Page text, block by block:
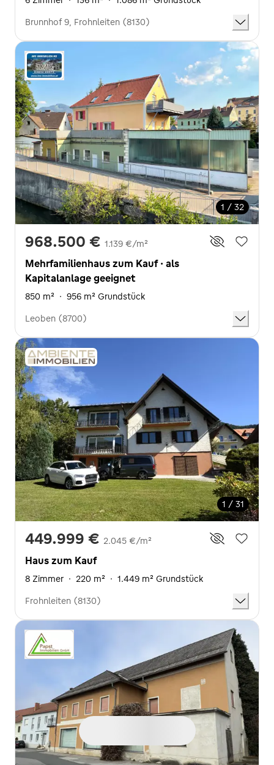
Brunnhof 9, Frohnleiten (8130)
1 / 32
968.500 € 1.139 €/m²
Mehrfamilienhaus zum Kauf · als
Kapitalanlage geeignet
850 m² · 956 m² Grundstück
Leoben (8700)
1 / 31
449.999 € 2.045 €/m²
Haus zum Kauf
8 Zimmer · 220 m² · 1.449 m² Grundstück
Frohnleiten (8130)